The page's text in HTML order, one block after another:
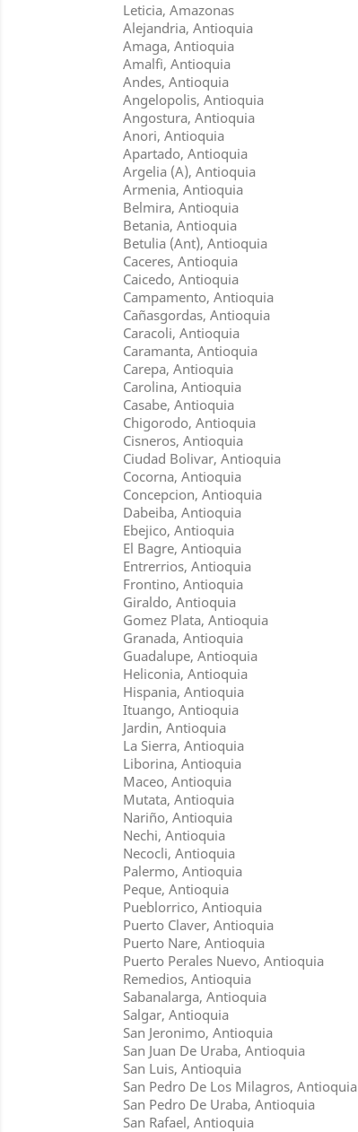
Leticia, Amazonas
Alejandria, Antioquia
Amaga, Antioquia
Amalfi, Antioquia
Andes, Antioquia
Angelopolis, Antioquia
Angostura, Antioquia
Anori, Antioquia
Apartado, Antioquia
Argelia (A), Antioquia
Armenia, Antioquia
Belmira, Antioquia
Betania, Antioquia
Betulia (Ant), Antioquia
Caceres, Antioquia
Caicedo, Antioquia
Campamento, Antioquia
Cañasgordas, Antioquia
Caracoli, Antioquia
Caramanta, Antioquia
Carepa, Antioquia
Carolina, Antioquia
Casabe, Antioquia
Chigorodo, Antioquia
Cisneros, Antioquia
Ciudad Bolivar, Antioquia
Cocorna, Antioquia
Concepcion, Antioquia
Dabeiba, Antioquia
Ebejico, Antioquia
El Bagre, Antioquia
Entrerrios, Antioquia
Frontino, Antioquia
Giraldo, Antioquia
Gomez Plata, Antioquia
Granada, Antioquia
Guadalupe, Antioquia
Heliconia, Antioquia
Hispania, Antioquia
Ituango, Antioquia
Jardin, Antioquia
La Sierra, Antioquia
Liborina, Antioquia
Maceo, Antioquia
Mutata, Antioquia
Nariño, Antioquia
Nechi, Antioquia
Necocli, Antioquia
Palermo, Antioquia
Peque, Antioquia
Pueblorrico, Antioquia
Puerto Claver, Antioquia
Puerto Nare, Antioquia
Puerto Perales Nuevo, Antioquia
Remedios, Antioquia
Sabanalarga, Antioquia
Salgar, Antioquia
San Jeronimo, Antioquia
San Juan De Uraba, Antioquia
San Luis, Antioquia
San Pedro De Los Milagros, Antioquia
San Pedro De Uraba, Antioquia
San Rafael, Antioquia